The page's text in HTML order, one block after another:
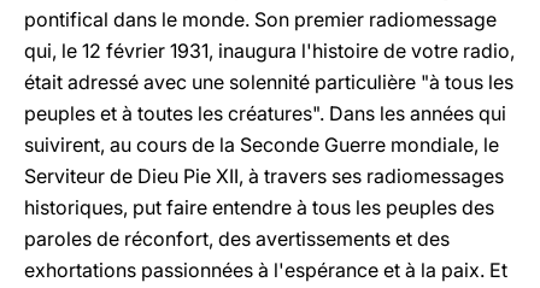
pontifical dans le monde. Son premier radiomessage
qui, le 12 février 1931, inaugura l'histoire de votre radio,
était adressé avec une solennité particulière "à tous les
peuples et à toutes les créatures". Dans les années qui
suivirent, au cours de la Seconde Guerre mondiale, le
Serviteur de Dieu Pie XII, à travers ses radiomessages
historiques, put faire entendre à tous les peuples des
paroles de réconfort, des avertissements et des
exhortations passionnées à l'espérance et à la paix. Et